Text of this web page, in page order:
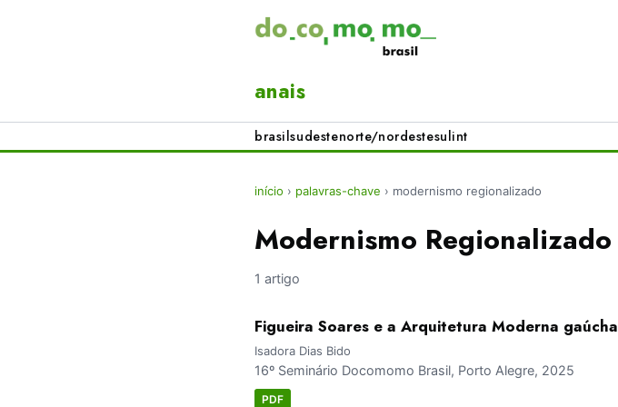
anais
brasilsudestenorte/nordestesulint
início › palavras-chave › modernismo regionalizado
Modernismo Regionalizado
1 artigo
Figueira Soares e a Arquitetura Moderna gaúcha
Isadora Dias Bido
16º Seminário Docomomo Brasil, Porto Alegre, 2025
PDF